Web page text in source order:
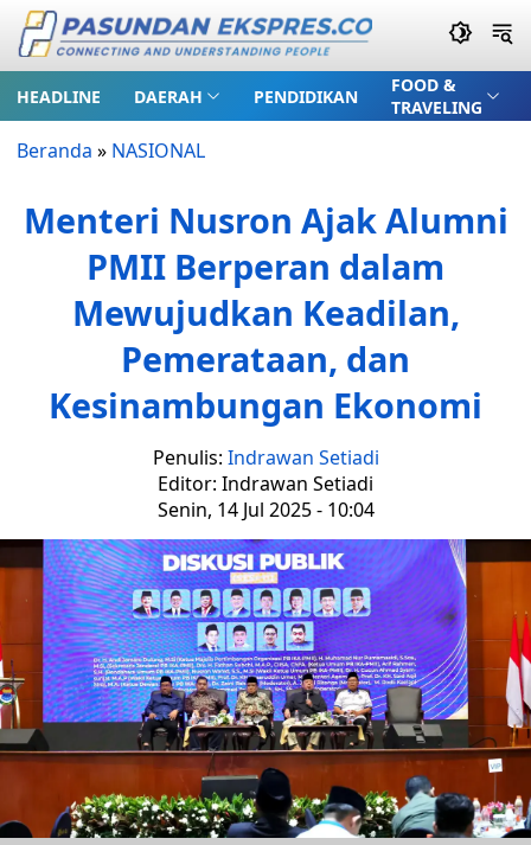
HEADLINE DAERAH PENDIDIKAN
FOOD &
TRAVELING
Beranda » NASIONAL
Menteri Nusron Ajak Alumni
PMII Berperan dalam
Mewujudkan Keadilan,
Pemerataan, dan
Kesinambungan Ekonomi
Penulis: Indrawan Setiadi
Editor: Indrawan Setiadi
Senin, 14 Jul 2025 - 10:04